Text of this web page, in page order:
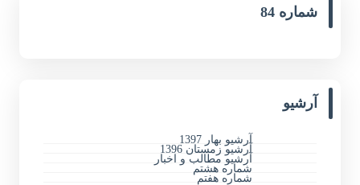
شماره 84
آرشیو
آرشیو بهار 1397
آرشیو زمستان 1396
آرشیو مطالب و اخبار
شماره هشتم
شماره هفتم